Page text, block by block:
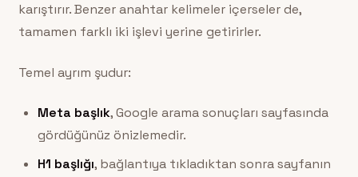
karıştırır. Benzer anahtar kelimeler içerseler de,
tamamen farklı iki işlevi yerine getirirler.
Temel ayrım şudur:
Meta başlık, Google arama sonuçları sayfasında
gördüğünüz önizlemedir.
H1 başlığı, bağlantıya tıkladıktan sonra sayfanın